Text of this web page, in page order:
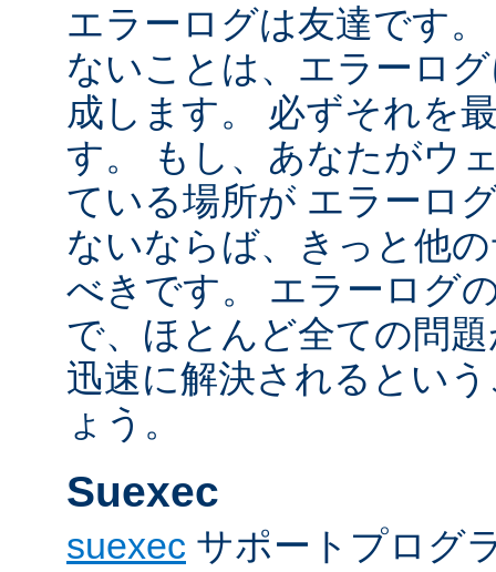
エラーログは友達です
ないことは、エラーロ
成します。 必ずそれを
す。 もし、あなたがウ
ている場所が エラーロ
ないならば、きっと他
べきです。 エラーログ
で、ほとんど全ての問
迅速に解決されるとい
ょう。
Suexec
suexec サポートプログ